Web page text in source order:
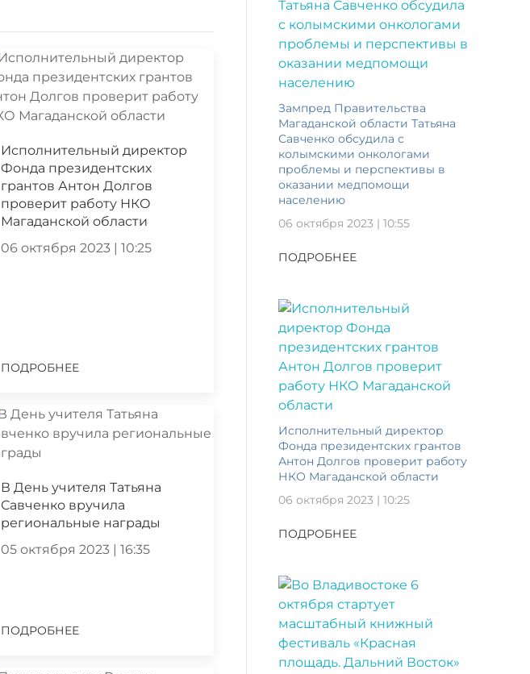
Исполнительный директор
Фонда президентских
грантов Антон Долгов
проверит работу НКО
Магаданской области
06 октября 2023 | 10:25
ПОДРОБНЕЕ
В День учителя Татьяна
Савченко вручила
региональные награды
05 октября 2023 | 16:35
ПОДРОБНЕЕ
Зампред Правительства
Магаданской области Татьяна
Савченко обсудила с
колымскими онкологами
проблемы и перспективы в
оказании медпомощи
населению
06 октября 2023 | 10:55
ПОДРОБНЕЕ
Исполнительный директор
Фонда президентских грантов
Антон Долгов проверит работу
НКО Магаданской области
06 октября 2023 | 10:25
ПОДРОБНЕЕ